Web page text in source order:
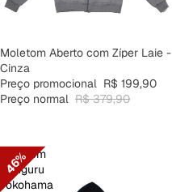
PROMOÇÃO
Moletom Aberto com Zíper Laie -
Cinza
Preço promocional R$ 199,90
Preço normal R$ 379,90
46%
Moletom
Canguru
Yokohama